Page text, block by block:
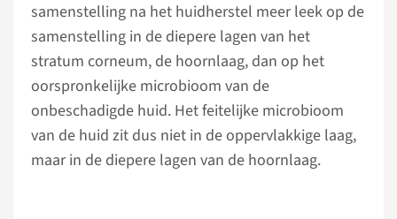
samenstelling na het huidherstel meer leek op de
samenstelling in de diepere lagen van het
stratum corneum, de hoornlaag, dan op het
oorspronkelijke microbioom van de
onbeschadigde huid. Het feitelijke microbioom
van de huid zit dus niet in de oppervlakkige laag,
maar in de diepere lagen van de hoornlaag.